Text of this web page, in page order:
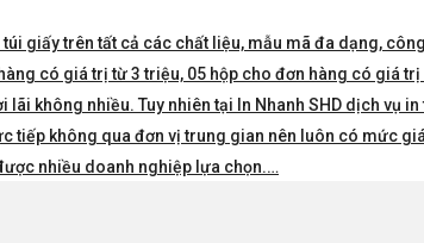
giấy trên tất cả các chất liệu, mẫu mã đa dạng,
có giá trị từ 3 triệu, 05 hộp cho đơn hàng có giá
không nhiều. Tuy nhiên tại In Nhanh SHD dịch vụ
tiếp không qua đơn vị trung gian nên luôn có mức
nhiều doanh nghiệp lựa chọn.…